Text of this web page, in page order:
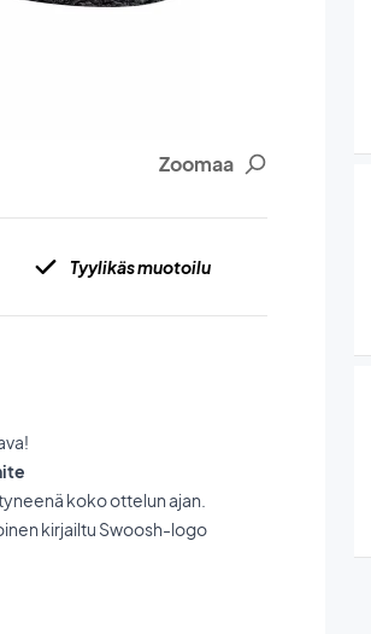
Zoomaa
Tyylikäs muotoilu
koko ottelun ajan.
kirjailtu Swoosh-logo